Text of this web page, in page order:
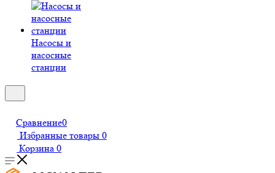
Насосы и
насосные
станции
Сравнение0
Избранные товары 0
Корзина 0